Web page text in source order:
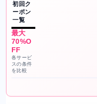
初回ク
ーポン
一覧
最大
70%O
FF
各サービ
スの条件
を比較